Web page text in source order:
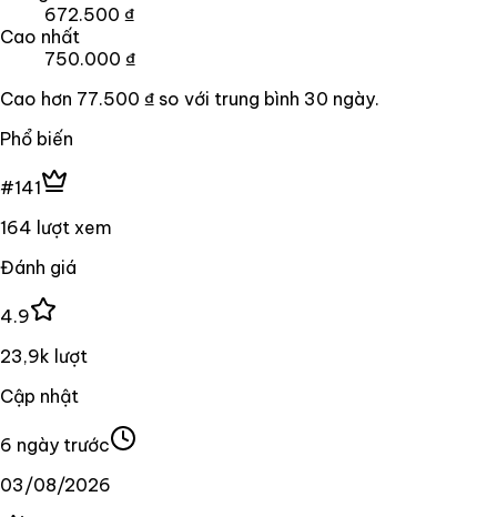
672.500 ₫
Cao nhất
750.000 ₫
Cao hơn 77.500 ₫ so với trung bình 30 ngày.
Phổ biến
#141
164 lượt xem
Đánh giá
4.9
23,9k lượt
Cập nhật
6 ngày trước
03/08/2026